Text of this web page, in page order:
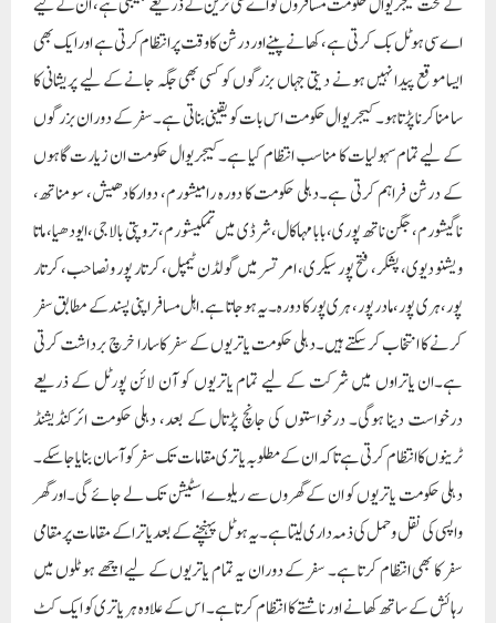
اے سی ہوٹل بک کرتی ہے، کھانے پینے اور درشن کا وقت پر انتظام کرتی ہے اور ایک بھی
ایسا موقع پیدا نہیں ہونے دیتی جہاں بزرگوں کو کسی بھی جگہ جانے کے لیے پریشانی کا
سامنا کرنا پڑتا ہو۔ کیجریوال حکومت اس بات کو یقینی بناتی ہے۔سفر کے دوران بزرگوں
کے لیے تمام سہولیات کا مناسب انتظام کیا ہے۔کیجریوال حکومت ان زیارت گاہوں
کے درشن فراہم کرتی ہے۔دہلی حکومت کا دورہ رامیشورم، دوارکادھیش، سومناتھ،
ناگیشورم، جگن ناتھ پوری، بابا مہاکال، شرڈی میں تمکیشورم، تروپتی بالاجی، ایودھیا، ماتا
ویشنو دیوی، پشکر، فتح پور سیکری، امرتسر میں گولڈن ٹیمپل، کرتار پور ونصاحب، کرتار
پور، ہری پور، مادر پور، ہری پور کا دورہ۔ یہ ہو جاتا ہے. اہل مسافر اپنی پسند کے مطابق سفر
کرنے کا انتخاب کر سکتے ہیں۔دہلی حکومت یاتریوں کے سفر کا سارا خرچ برداشت کرتی
ہے۔ان یاتراوں میں شرکت کے لیے تمام یاتریوں کو آن لائن پورٹل کے ذریعے
درخواست دینا ہوگی۔ درخواستوں کی جانچ پڑتال کے بعد، دہلی حکومت ائرکنڈیشنڈ
ٹرینوں کا انتظام کرتی ہے تاکہ ان کے مطلوبہ یاتری مقامات تک سفر کو آسان بنایا جا سکے۔
دہلی حکومت یاتریوں کو ان کے گھروں سے ریلوے اسٹیشن تک لے جائے گی۔اور گھر
واپسی کی نقل و حمل کی ذمہ داری لیتا ہے۔ یہ ہوٹل پہنچنے کے بعد یاترا کے مقامات پر مقامی
سفر کا بھی انتظام کرتا ہے۔ سفر کے دوران یہ تمام یاتریوں کے لیے اچھے ہوٹلوں میں
رہائش کے ساتھ کھانے اور ناشتے کا انتظام کرتا ہے۔ اس کے علاوہ ہر یاتری کو ایک کٹ